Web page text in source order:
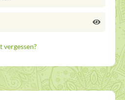
vergessen?